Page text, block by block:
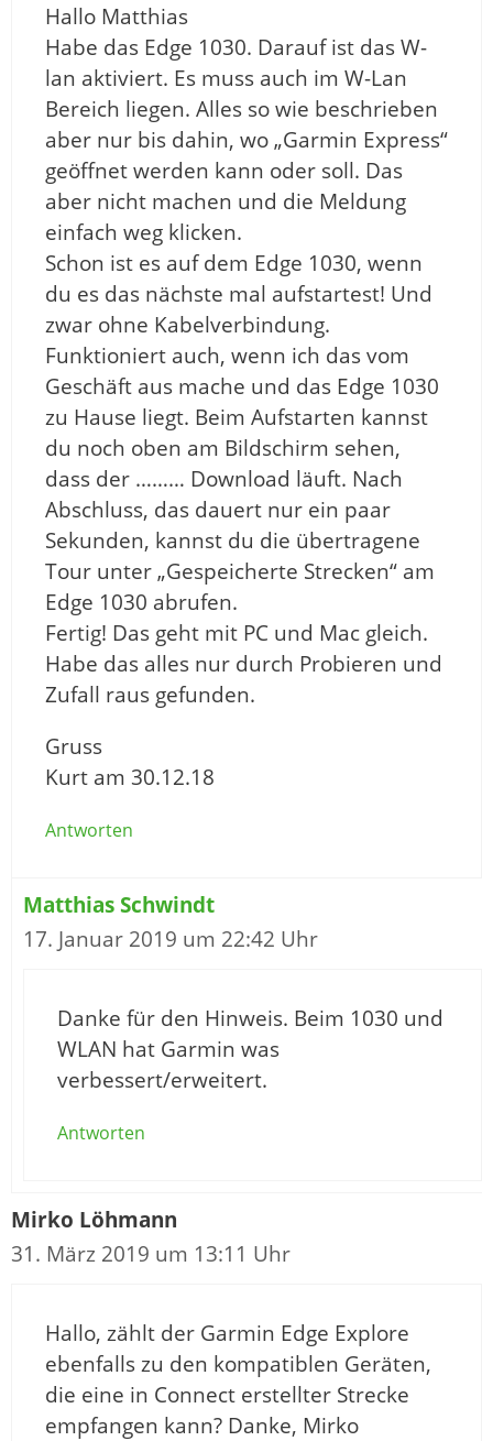
Hallo Matthias
Habe das Edge 1030. Darauf ist das W-
lan aktiviert. Es muss auch im W-Lan
Bereich liegen. Alles so wie beschrieben
aber nur bis dahin, wo „Garmin Express“
geöffnet werden kann oder soll. Das
aber nicht machen und die Meldung
einfach weg klicken.
Schon ist es auf dem Edge 1030, wenn
du es das nächste mal aufstartest! Und
zwar ohne Kabelverbindung.
Funktioniert auch, wenn ich das vom
Geschäft aus mache und das Edge 1030
zu Hause liegt. Beim Aufstarten kannst
du noch oben am Bildschirm sehen,
dass der ……… Download läuft. Nach
Abschluss, das dauert nur ein paar
Sekunden, kannst du die übertragene
Tour unter „Gespeicherte Strecken“ am
Edge 1030 abrufen.
Fertig! Das geht mit PC und Mac gleich.
Habe das alles nur durch Probieren und
Zufall raus gefunden.
Gruss
Kurt am 30.12.18
Antworten
Matthias Schwindt
17. Januar 2019 um 22:42 Uhr
Danke für den Hinweis. Beim 1030 und
WLAN hat Garmin was
verbessert/erweitert.
Antworten
Mirko Löhmann
31. März 2019 um 13:11 Uhr
Hallo, zählt der Garmin Edge Explore
ebenfalls zu den kompatiblen Geräten,
die eine in Connect erstellter Strecke
empfangen kann? Danke, Mirko